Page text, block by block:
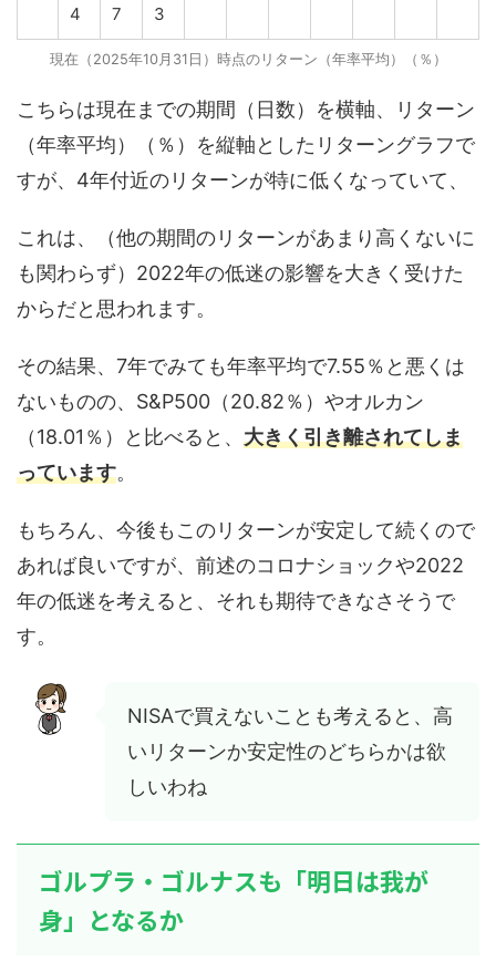
4
7
3
現在（2025年10月31日）時点のリターン（年率平均）（％）
こちらは現在までの期間（日数）を横軸、リターン
（年率平均）（％）を縦軸としたリターングラフで
すが、4年付近のリターンが特に低くなっていて、
これは、（他の期間のリターンがあまり高くないに
も関わらず）2022年の低迷の影響を大きく受けた
からだと思われます。
その結果、7年でみても年率平均で7.55％と悪くは
ないものの、S&P500（20.82％）やオルカン
（18.01％）と比べると、 大きく引き離されてしま
っています。
もちろん、今後もこのリターンが安定して続くので
あれば良いですが、前述のコロナショックや2022
年の低迷を考えると、それも期待できなさそうで
す。
NISAで買えないことも考えると、高
いリターンか安定性のどちらかは欲
しいわね
ゴルプラ・ゴルナスも「明日は我が
身」となるか